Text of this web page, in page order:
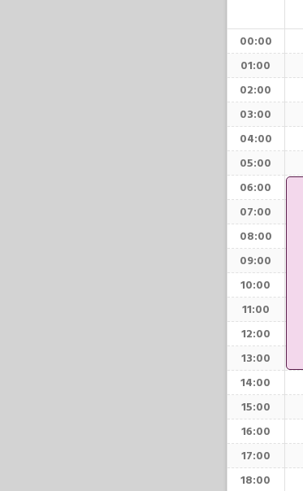
00:00
01:00
02:00
03:00
04:00
05:00
06:00
07:00
08:00
09:00
10:00
11:00
12:00
13:00
14:00
15:00
16:00
17:00
18:00